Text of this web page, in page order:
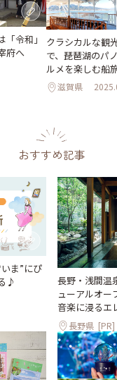
令和」
府へ
クラシカルな観
で、琵琶湖のパ
ルメを楽しむ船
滋賀県
おすすめ記事
ま”にぴ
♪
長野・浅間温
ューアルオー
音楽に浸るエ
長野県 [PR]